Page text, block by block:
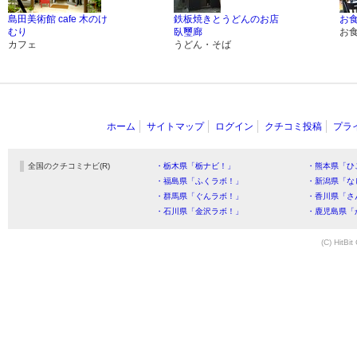
島田美術館 cafe 木のけ
むり
カフェ
鉄板焼きとうどんのお店
臥璽廊
うどん・そば
お
お
ホーム サイトマップ ログイン クチコミ投稿 プラ
全国のクチコミナビ(R) ・栃木県「栃ナビ！」
・熊本県「
・福島県「ふくラボ！」
・新潟県「
・群馬県「ぐんラボ！」
・香川県「
・石川県「金沢ラボ！」
・鹿児島県
(C) HitBit